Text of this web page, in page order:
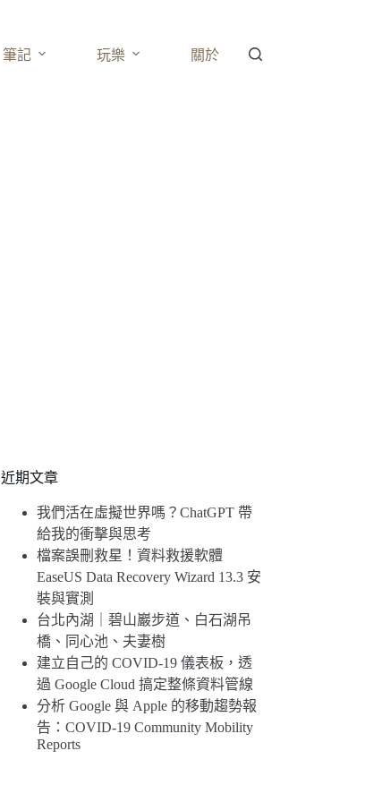
筆記 玩樂 關於
近期文章
我們活在虛擬世界嗎？ChatGPT 帶
給我的衝擊與思考
檔案誤刪救星！資料救援軟體
EaseUS Data Recovery Wizard 13.3 安
裝與實測
台北內湖｜碧山巖步道、白石湖吊
橋、同心池、夫妻樹
建立自己的 COVID-19 儀表板，透
過 Google Cloud 搞定整條資料管線
分析 Google 與 Apple 的移動趨勢報
告：COVID-19 Community Mobility
Reports